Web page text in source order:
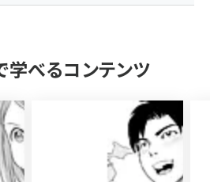
学べるコンテンツ